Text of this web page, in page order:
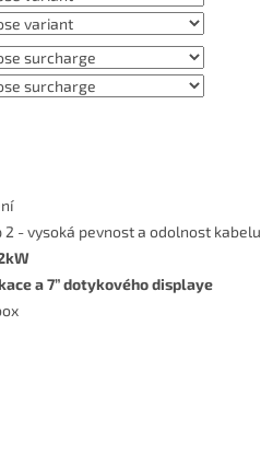
- vysoká pevnost a odolnost kabelu
a 7” dotykového displaye